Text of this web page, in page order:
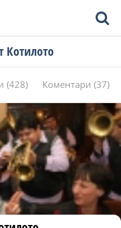
Котилото
(428) Коментари (37)